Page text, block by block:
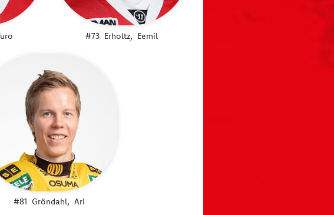
#73 Erholtz, Eemil
#81 Gröndahl, Ari